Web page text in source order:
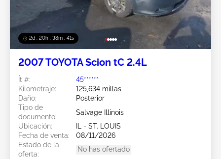
2d : 20h : 38m : 38s
2007 TOYOTA Scion tC 2.4L
Ít #:
45******
Kilometraje:
125,634 millas
Daño:
Posterior
Tipo de
documento:
Salvage Illinois
Ubicación:
IL - ST. LOUIS
Fecha de venta:
08/11/2026
Estado de la
oferta:
No has ofertado